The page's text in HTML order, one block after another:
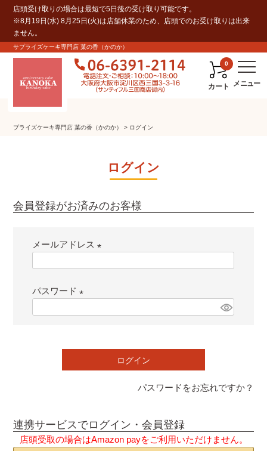
店頭受け取りの場合は最短で5日後の受け取り可能です。
※8月19日(水) 8月25日(火)は店舗休業のため、店頭でのお受け取りは出来
ません。
サプライズケーキ専門店 菓の香（かのか）
0
カート
プライズケーキ専⾨店 菓の⾹（かのか） ログイン
ログイン
会員登録がお済みのお客様
メールアドレス
パスワード
ログイン
パスワードをお忘れですか？
連携サービスでログイン・会員登録
店頭受取の場合はAmazon payをご利用いただけません。